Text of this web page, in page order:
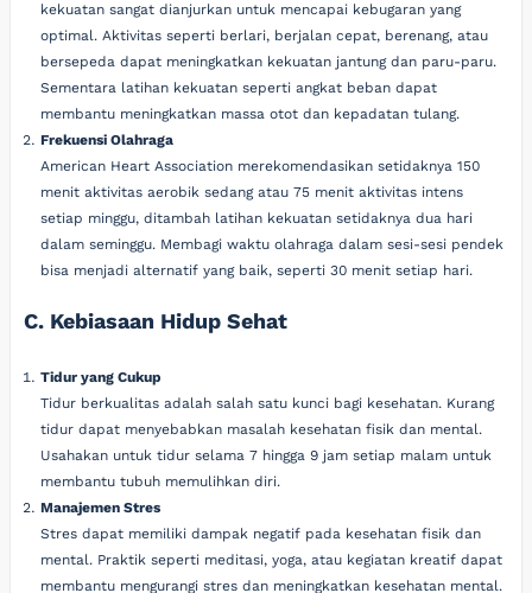
kekuatan sangat dianjurkan untuk mencapai kebugaran yang
optimal. Aktivitas seperti berlari, berjalan cepat, berenang, atau
bersepeda dapat meningkatkan kekuatan jantung dan paru-paru.
Sementara latihan kekuatan seperti angkat beban dapat
membantu meningkatkan massa otot dan kepadatan tulang.
Frekuensi Olahraga
American Heart Association merekomendasikan setidaknya 150
menit aktivitas aerobik sedang atau 75 menit aktivitas intens
setiap minggu, ditambah latihan kekuatan setidaknya dua hari
dalam seminggu. Membagi waktu olahraga dalam sesi-sesi pendek
bisa menjadi alternatif yang baik, seperti 30 menit setiap hari.
C. Kebiasaan Hidup Sehat
Tidur yang Cukup
Tidur berkualitas adalah salah satu kunci bagi kesehatan. Kurang
tidur dapat menyebabkan masalah kesehatan fisik dan mental.
Usahakan untuk tidur selama 7 hingga 9 jam setiap malam untuk
membantu tubuh memulihkan diri.
Manajemen Stres
Stres dapat memiliki dampak negatif pada kesehatan fisik dan
mental. Praktik seperti meditasi, yoga, atau kegiatan kreatif dapat
membantu mengurangi stres dan meningkatkan kesehatan mental.